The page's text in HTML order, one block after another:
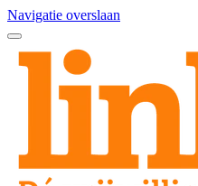
Navigatie overslaan